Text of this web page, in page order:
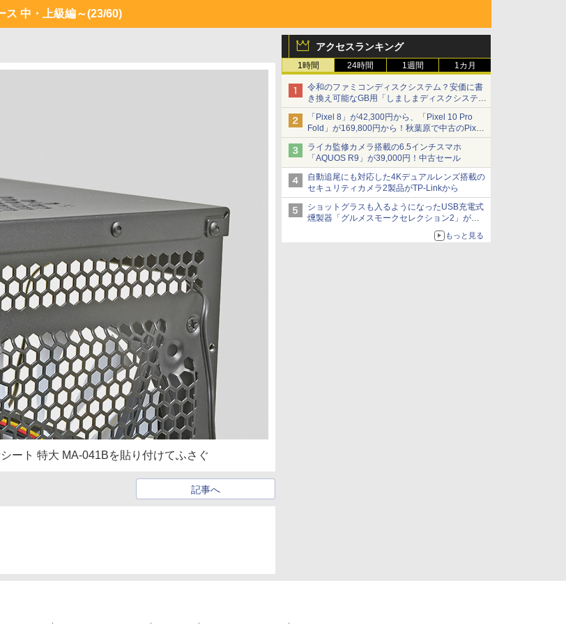
ス 中・上級編～(23/60)
アクセスランキング
1時間 24時間 1週間 1カ月
令和のファミコンディスクシステム？安価に書
き換え可能なGB用「しましまディスクシステ
ム」
「Pixel 8」が42,300円から、「Pixel 10 Pro
Fold」が169,800円から！秋葉原で中古のPixel
シリーズがお買い得
ライカ監修カメラ搭載の6.5インチスマホ
「AQUOS R9」が39,000円！中古セール
自動追尾にも対応した4Kデュアルレンズ搭載の
セキュリティカメラ2製品がTP-Linkから
ショットグラスも入るようになったUSB充電式
燻製器「グルメスモークセレクション2」がサ
もっと見る
ート 特大 MA-041Bを貼り付けてふさぐ
記事へ